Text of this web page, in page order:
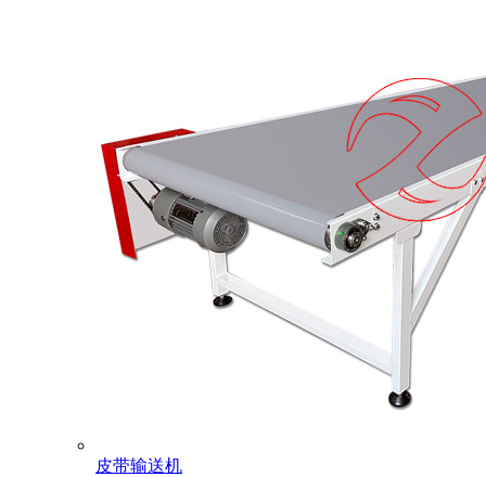
皮带输送机